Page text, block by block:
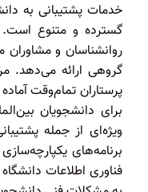
خدمات پشتیبانی به
گسترده و متنوع است.
روانشناسان و
گروهی ارائه می‌دهد.
پرستاران تمام‌وقت
برای دانشجویان
ویژه‌ای از جمله
برنامه‌های